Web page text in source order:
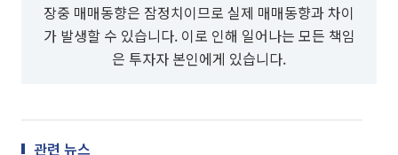
장중 매매동향은 잠정치이므로 실제 매매동향과 차이
가 발생할 수 있습니다. 이로 인해 일어나는 모든 책임
은 투자자 본인에게 있습니다.
관련 뉴스